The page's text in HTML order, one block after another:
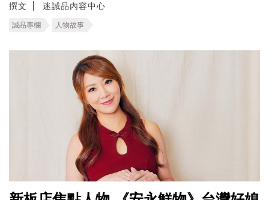
撰文 迷誠品內容中心
誠品專欄 人物故事